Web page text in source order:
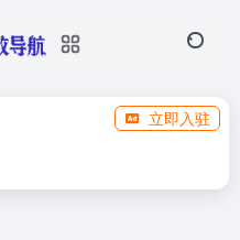
立即入驻